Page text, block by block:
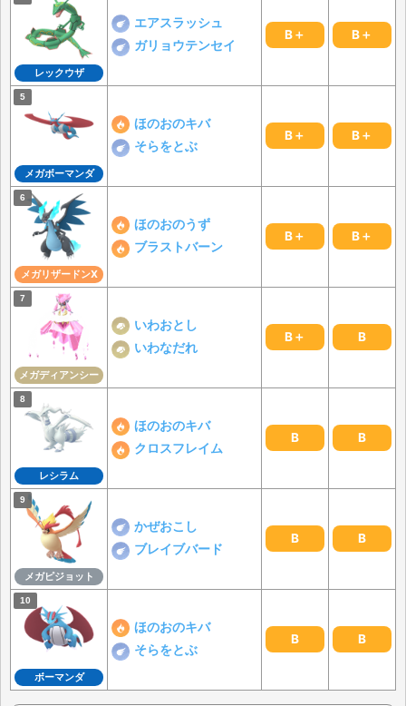
レックウザ
エアスラッシュ
ガリョウテンセイ
B＋ B＋
メガボーマンダ
ほのおのキバ
そらをとぶ
B＋ B＋
メガリザードンX
ほのおのうず
ブラストバーン
B＋ B＋
メガディアンシー
いわおとし
いわなだれ
B＋ B
レシラム
ほのおのキバ
クロスフレイム
B B
メガピジョット
かぜおこし
ブレイブバード
B B
ボーマンダ
ほのおのキバ
そらをとぶ
B B